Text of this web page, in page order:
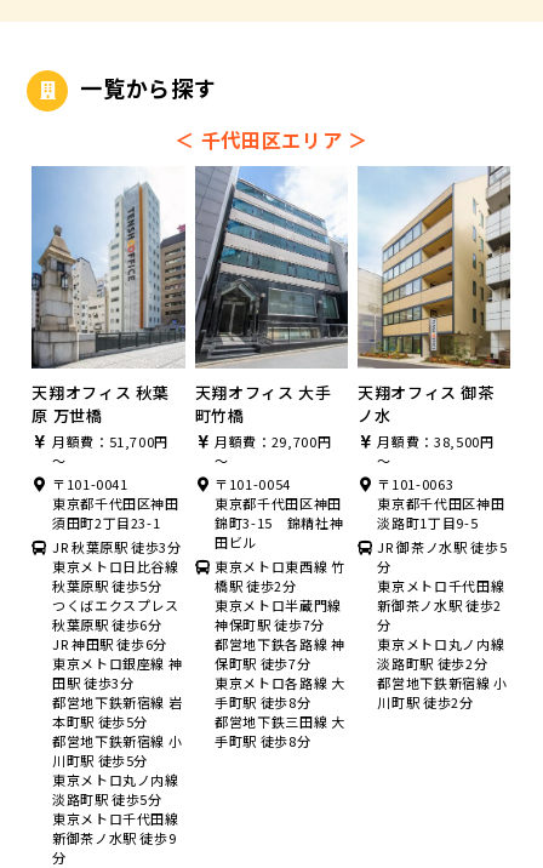
一覧から探す
＜ 千代田区エリア ＞
天翔オフィス 秋葉
原 万世橋
月額費：51,700円
～
〒101-0041
東京都千代田区神田
須田町2丁目23-1
JR 秋葉原駅 徒歩3分
東京メトロ日比谷線
秋葉原駅 徒歩5分
つくばエクスプレス
秋葉原駅 徒歩6分
JR 神田駅 徒歩6分
東京メトロ銀座線 神
田駅 徒歩3分
都営地下鉄新宿線 岩
本町駅 徒歩5分
都営地下鉄新宿線 小
川町駅 徒歩5分
東京メトロ丸ノ内線
淡路町駅 徒歩5分
東京メトロ千代田線
新御茶ノ水駅 徒歩9
分
天翔オフィス 大手
町竹橋
月額費：29,700円
～
〒101-0054
東京都千代田区神田
錦町3-15 錦精社神
田ビル
東京メトロ東西線 竹
橋駅 徒歩2分
東京メトロ半蔵門線
神保町駅 徒歩7分
都営地下鉄各路線 神
保町駅 徒歩7分
東京メトロ各路線 大
手町駅 徒歩8分
都営地下鉄三田線 大
手町駅 徒歩8分
天翔オフィス 御茶
ノ水
月額費：38,500円
～
〒101-0063
東京都千代田区神田
淡路町1丁目9-5
JR 御茶ノ水駅 徒歩5
分
東京メトロ千代田線
新御茶ノ水駅 徒歩2
分
東京メトロ丸ノ内線
淡路町駅 徒歩2分
都営地下鉄新宿線 小
川町駅 徒歩2分